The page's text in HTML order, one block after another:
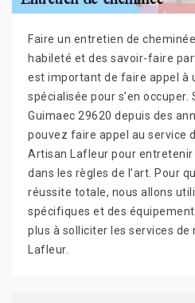
Faire un entretien de
habileté et des savoir-faire
est important de faire appel à
spécialisée pour s’en occuper.
Guimaec 29620 depuis des
pouvez faire appel au service
Artisan Lafleur pour
dans les règles de l’art. Pour
réussite totale, nous allons
spécifiques et des
plus à solliciter les services
Lafleur.